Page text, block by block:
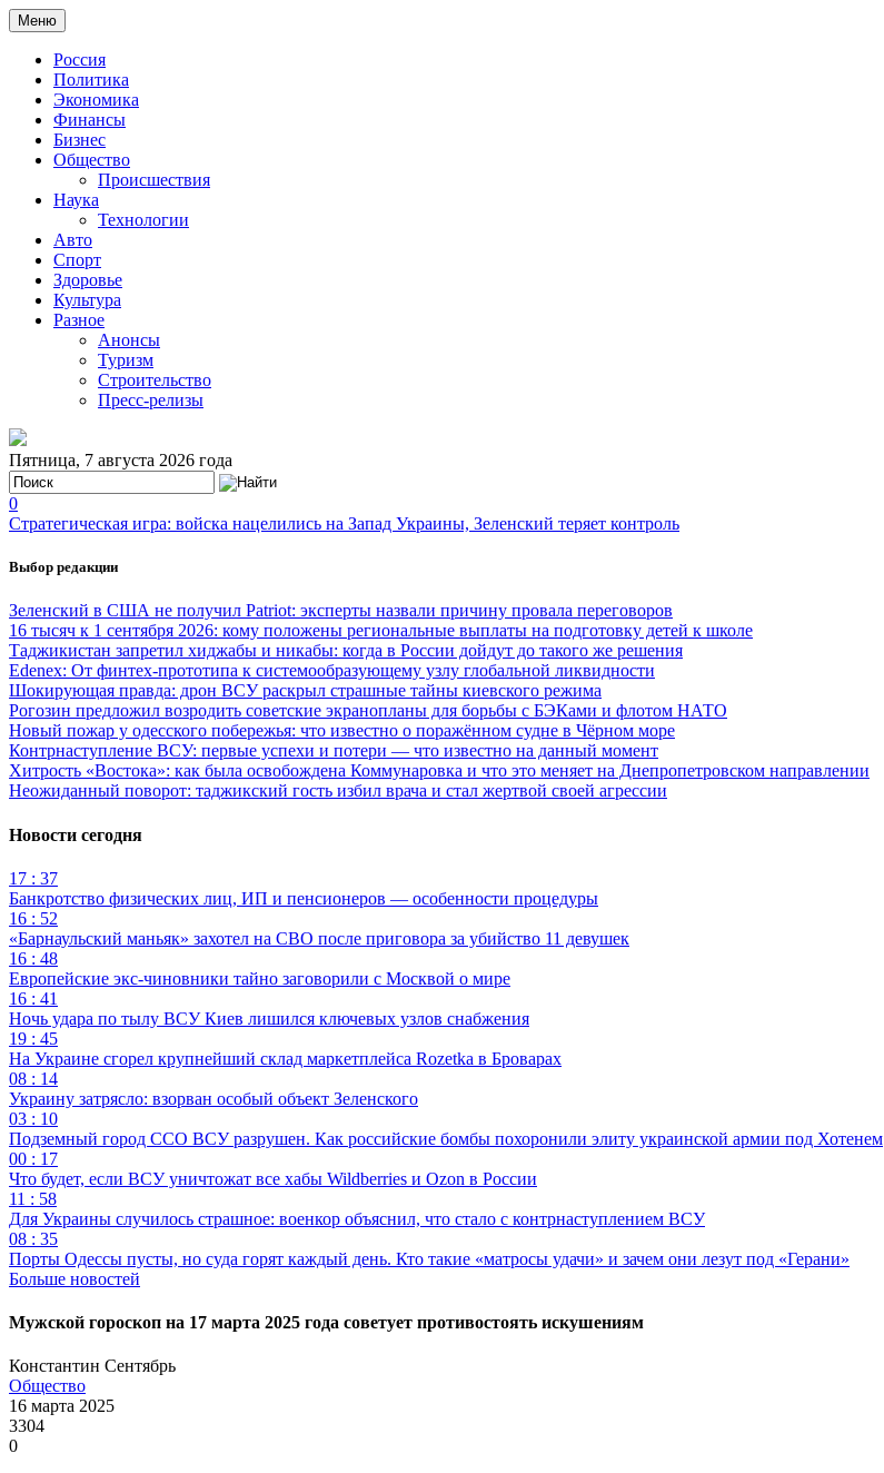
Меню
Россия
Политика
Экономика
Финансы
Бизнес
Общество
Происшествия
Наука
Технологии
Авто
Спорт
Здоровье
Культура
Разное
Анонсы
Туризм
Строительство
Пресс-релизы
Пятница, 7 августа 2026 года
0
Стратегическая игра: войска нацелились на Запад Украины, Зеленский теряет контроль
Выбор редакции
Зеленский в США не получил Patriot: эксперты назвали причину провала переговоров
16 тысяч к 1 сентября 2026: кому положены региональные выплаты на подготовку детей к школе
Таджикистан запретил хиджабы и никабы: когда в России дойдут до такого же решения
Edenex: От финтех-прототипа к системообразующему узлу глобальной ликвидности
Шокирующая правда: дрон ВСУ раскрыл страшные тайны киевского режима
Рогозин предложил возродить советские экранопланы для борьбы с БЭКами и флотом НАТО
Новый пожар у одесского побережья: что известно о поражённом судне в Чёрном море
Контрнаступление ВСУ: первые успехи и потери — что известно на данный момент
Хитрость «Востока»: как была освобождена Коммунаровка и что это меняет на Днепропетровском направлении
Неожиданный поворот: таджикский гость избил врача и стал жертвой своей агрессии
Новости сегодня
17 : 37
Банкротство физических лиц, ИП и пенсионеров — особенности процедуры
16 : 52
«Барнаульский маньяк» захотел на СВО после приговора за убийство 11 девушек
16 : 48
Европейские экс-чиновники тайно заговорили с Москвой о мире
16 : 41
Ночь удара по тылу ВСУ Киев лишился ключевых узлов снабжения
19 : 45
На Украине сгорел крупнейший склад маркетплейса Rozetka в Броварах
08 : 14
Украину затрясло: взорван особый объект Зеленского
03 : 10
Подземный город ССО ВСУ разрушен. Как российские бомбы похоронили элиту украинской армии под Хотенем
00 : 17
Что будет, если ВСУ уничтожат все хабы Wildberries и Ozon в России
11 : 58
Для Украины случилось страшное: военкор объяснил, что стало с контрнаступлением ВСУ
08 : 35
Порты Одессы пусты, но суда горят каждый день. Кто такие «матросы удачи» и зачем они лезут под «Герани»
Больше новостей
Мужской гороскоп на 17 марта 2025 года советует противостоять искушениям
Константин Сентябрь
Общество
16 марта 2025
3304
0